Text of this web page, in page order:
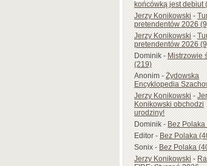
końcówką jest debiut
Jerzy Konikowski-
pretendentów 2026
Jerzy Konikowski-
pretendentów 2026
Dominik-Mistrzowie
(219)
Anonim-Żydowska
Encyklopedia
Jerzy Konikowski-
Konikowski obchodzi
urodziny!
Dominik-Bez Polaka
Editor-Bez Polaka
Sonix-Bez Polaka
Jerzy Konikowski-